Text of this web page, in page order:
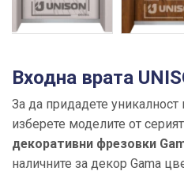
Входна врата
За да придадете уникалност
изберете моделите от
декоративни фрезовки
наличните за декор Gama